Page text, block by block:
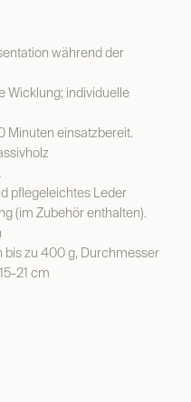
während der
Wicklung; individuelle
Minuten einsatzbereit.
pflegeleichtes Leder
(im Zubehör enthalten).
bis zu 400 g, Durchmesser
21 cm